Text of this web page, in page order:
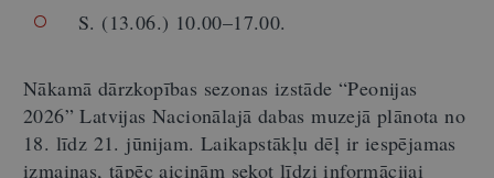
S. (13.06.) 10.00–17.00.
Nākamā dārzkopības sezonas izstāde “Peonijas
2026” Latvijas Nacionālajā dabas muzejā plānota no
18. līdz 21. jūnijam. Laikapstākļu dēļ ir iespējamas
izmaiņas, tāpēc aicinām sekot līdzi informācijai